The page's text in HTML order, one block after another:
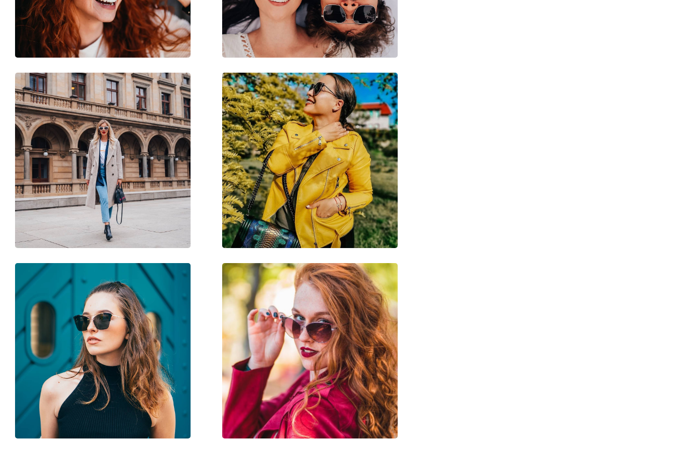
Svars:
125 g
Regulējami deguna spilventiņi:
Nē
Atsperu eņģes:
Nē
Aksesuāri
Futrālis:
Jā
Tīrīšanas lupatiņa:
Jā
Cits
Dzimums:
Sievietēm
Kategorija:
Saulesbrilles
Zīmols:
Saint Laurent
Lietošana:
Modes
Kods:
SL 276 MICA 001 53
Pieejams ar recepti: